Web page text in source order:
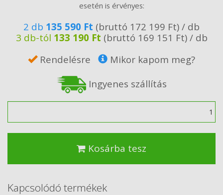
esetén is érvényes:
2 db 135 590 Ft (bruttó 172 199 Ft) / db
3 db-tól 133 190 Ft (bruttó 169 151 Ft) / db
Rendelésre
Mikor kapom meg?
Ingyenes szállítás
Kosárba tesz
Kapcsolódó termékek